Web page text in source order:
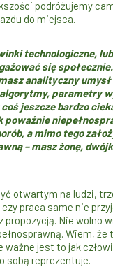
podróżujemy
do miejsca.
technologiczne,
się
analityczny
parametry
coś jeszcze bardzo
a mimo tego
– masz żonę,
otwartym na ludzi,
praca same nie
propozycją. Nie wolno
Wiem, że
ważne jest to jak
sobą reprezentuje.